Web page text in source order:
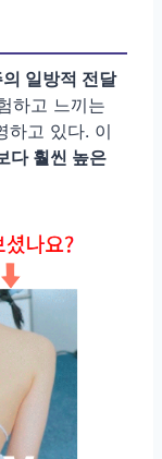
일방적 전달
하고 느끼는
하고 있다. 이
다 훨씬 높은